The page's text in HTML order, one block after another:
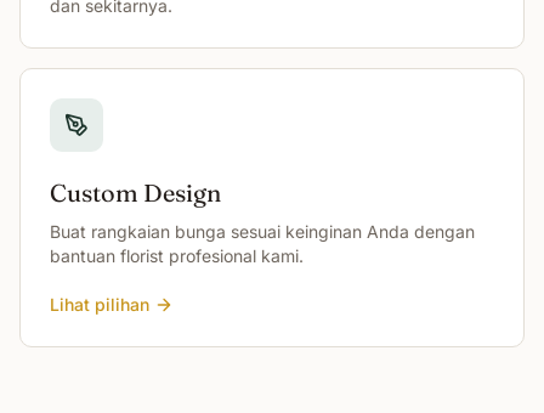
dan sekitarnya.
Custom Design
Buat rangkaian bunga sesuai keinginan Anda dengan
bantuan florist profesional kami.
Lihat pilihan